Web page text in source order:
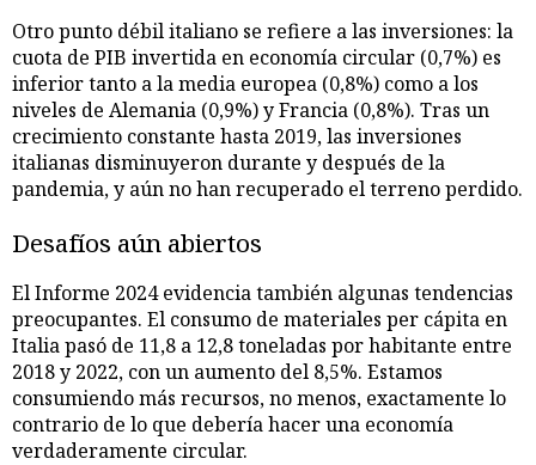
Otro punto débil italiano se refiere a las inversiones: la
cuota de PIB invertida en economía circular (0,7%) es
inferior tanto a la media europea (0,8%) como a los
niveles de Alemania (0,9%) y Francia (0,8%). Tras un
crecimiento constante hasta 2019, las inversiones
italianas disminuyeron durante y después de la
pandemia, y aún no han recuperado el terreno perdido.
Desafíos aún abiertos
El Informe 2024 evidencia también algunas tendencias
preocupantes. El consumo de materiales per cápita en
Italia pasó de 11,8 a 12,8 toneladas por habitante entre
2018 y 2022, con un aumento del 8,5%. Estamos
consumiendo más recursos, no menos, exactamente lo
contrario de lo que debería hacer una economía
verdaderamente circular.